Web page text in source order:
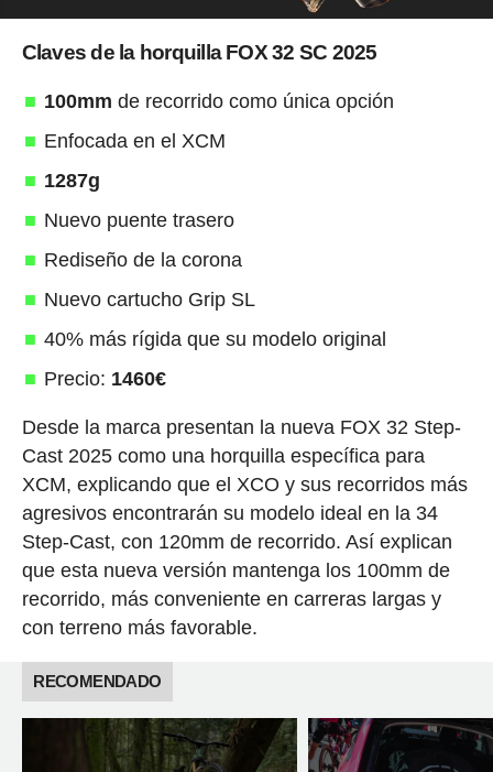
Claves de la horquilla FOX 32 SC 2025
100mm de recorrido como única opción
Enfocada en el XCM
1287g
Nuevo puente trasero
Rediseño de la corona
Nuevo cartucho Grip SL
40% más rígida que su modelo original
Precio: 1460€
Desde la marca presentan la nueva FOX 32 Step-
Cast 2025 como una horquilla específica para
XCM, explicando que el XCO y sus recorridos más
agresivos encontrarán su modelo ideal en la 34
Step-Cast, con 120mm de recorrido. Así explican
que esta nueva versión mantenga los 100mm de
recorrido, más conveniente en carreras largas y
con terreno más favorable.
RECOMENDADO